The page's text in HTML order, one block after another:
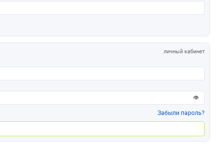
личный кабинет
👁
Забыли пароль?